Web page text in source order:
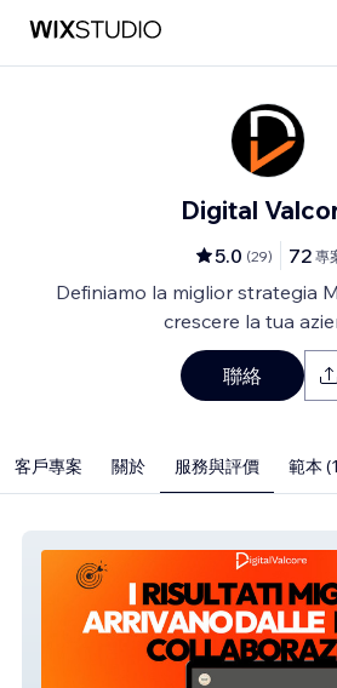
Digital
5.0 (29) 72 專
Definiamo la miglior strategia
crescere la tua
聯絡
客戶專案 關於 服務與評價 範本